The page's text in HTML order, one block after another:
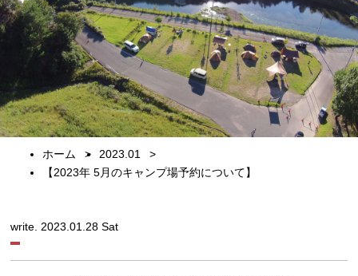
ホーム
2023.01
【2023年 5月のキャンプ場予約について】
write. 2023.01.28 Sat